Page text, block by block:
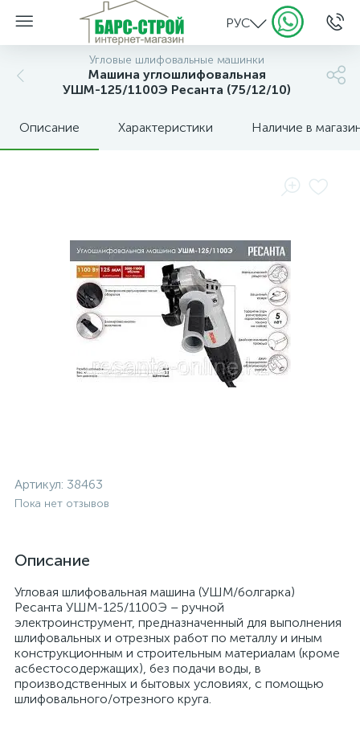
РУС
Угловые шлифовальные машинки
Машина углошлифовальная
УШМ-125/1100Э Ресанта (75/12/10)
Описание Характеристики Наличие в
Артикул: 38463
Пока нет отзывов
Описание
Угловая шлифовальная машина (УШМ/болгарка)
Ресанта УШМ-125/1100Э – ручной
электроинструмент, предназначенный для выполнения
шлифовальных и отрезных работ по металлу и иным
конструкционным и строительным материалам (кроме
асбестосодержащих), без подачи воды, в
производственных и бытовых условиях, с помощью
шлифовального/отрезного круга.